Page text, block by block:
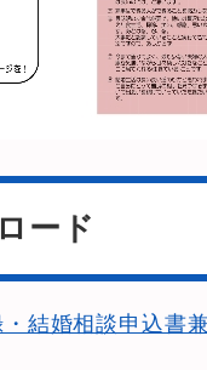
ード
・結婚相談申込書